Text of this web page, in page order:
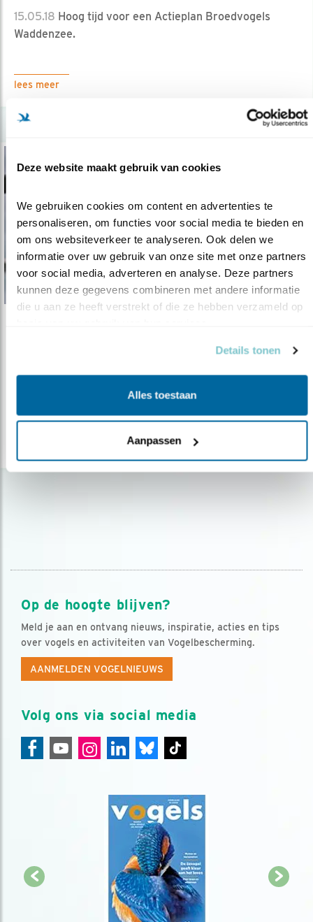
Deze website maakt gebruik van cookies
We gebruiken cookies om content en advertenties te
personaliseren, om functies voor social media te bieden en
om ons websiteverkeer te analyseren. Ook delen we
informatie over uw gebruik van onze site met onze partners
voor social media, adverteren en analyse. Deze partners
kunnen deze gegevens combineren met andere informatie
die u aan ze heeft verstrekt of die ze hebben verzameld op
Details tonen
Alles toestaan
Aanpassen
15.05.18 Hoog tijd voor een Actieplan Broedvogels
Waddenzee.
lees meer
Zeemeeuwen, het naadje van de kous (2)
07.12.16Veel vogelaars lopen stuk op onvolwassen
grotere ‘zeemeeuwen’. Hoe houd je ..
Op de hoogte blijven?
Meld je aan en ontvang nieuws, inspiratie, acties en tips
over vogels en activiteiten van Vogelbescherming.
AANMELDEN VOGELNIEUWS
Volg ons via social media